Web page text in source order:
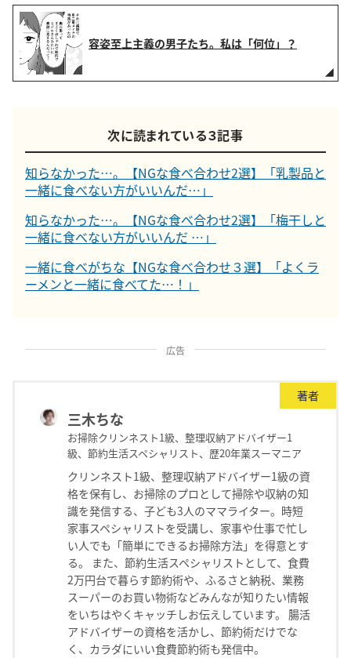
容姿至上主義の男子たち。私は「何位」？
次に読まれている３記事
知らなかった…。【NGな食べ合わせ2選】「乳製品と
一緒に食べない方がいいんだ…」
知らなかった…。【NGな食べ合わせ2選】「梅干しと
一緒に食べない方がいいんだ …」
一緒に食べがちな【NGな食べ合わせ３選】「よくラ
ーメンと一緒に食べてた…！」
広告
著者
三木ちな
お掃除クリンネスト1級、整理収納アドバイザー1
級、節約生活スペシャリスト、歴20年業スーマニア
クリンネスト1級、整理収納アドバイザー1級の資
格を保有し、お掃除のプロとして掃除や収納の知
識を発信する、子ども3人のママライター。時短
家事スペシャリストを受講し、家事や仕事で忙し
い人でも「簡単にできるお掃除方法」を得意とす
る。 また、節約生活スペシャリストとして、食費
2万円台で暮らす節約術や、ふるさと納税、業務
スーパーのお買い物術などみんなが知りたい情報
をいちはやくキャッチしお伝えしています。 腸活
アドバイザーの資格を活かし、節約術だけでな
く、カラダにいい食費節約術も発信中。